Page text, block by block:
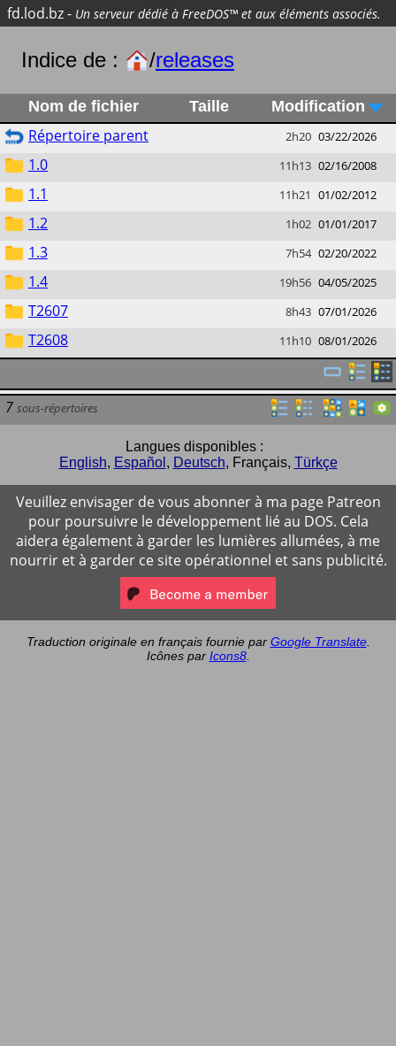
fd.lod.bz- Un serveur dédié à FreeDOS™ et aux éléments associés.
Indice de : /releases
Nom de fichier Taille Modification
Répertoire parent 2h20 03/22/2026
1.0 11h13 02/16/2008
1.1 11h21 01/02/2012
1.2 1h02 01/01/2017
1.3 7h54 02/20/2022
1.4 19h56 04/05/2025
T2607 8h43 07/01/2026
T2608 11h10 08/01/2026
7 sous-répertoires
Langues disponibles :
English, Español , Deutsch, Français, Türkçe
Veuillez envisager de vous abonner à ma page Patreon
pour poursuivre le développement lié au DOS. Cela
aidera également à garder les lumières allumées, à me
nourrir et à garder ce site opérationnel et sans publicité.
Traduction originale en français fournie par Google Translate.
Icônes par Icons8.